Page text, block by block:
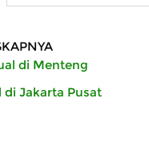
di Menteng
di Jakarta Pusat